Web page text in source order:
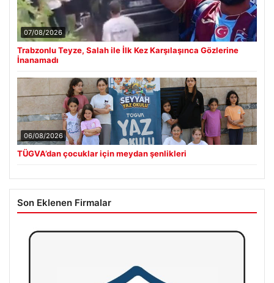
07/08/2026
Trabzonlu Teyze, Salah ile İlk Kez Karşılaşınca Gözlerine
İnanamadı
06/08/2026
TÜGVA’dan çocuklar için meydan şenlikleri
Son Eklenen Firmalar